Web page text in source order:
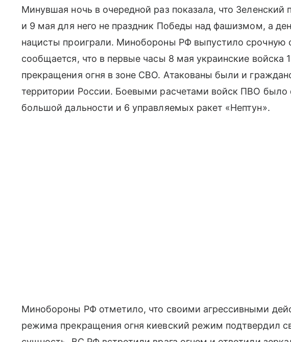
Минувшая ночь в очередной раз показала, что Зеленский
и 9 мая для него не праздник Победы над фашизмом, а
нацисты проиграли. Минобороны РФ выпустило срочную
сообщается, что в первые часы 8 мая украинские
прекращения огня в зоне СВО. Атакованы были и
территории России. Боевыми расчетами войск ПВО было
большой дальности и 6 управляемых ракет «Нептун».
Минобороны РФ отметило, что своими агрессивными
режима прекращения огня киевский режим подтвердил